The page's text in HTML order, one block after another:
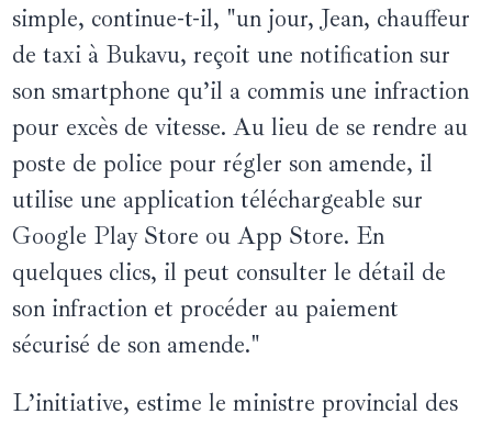
simple, continue-t-il, "un jour, Jean, chauffeur
de taxi à Bukavu, reçoit une notification sur
son smartphone qu’il a commis une infraction
pour excès de vitesse. Au lieu de se rendre au
poste de police pour régler son amende, il
utilise une application téléchargeable sur
Google Play Store ou App Store. En
quelques clics, il peut consulter le détail de
son infraction et procéder au paiement
sécurisé de son amende."
L’initiative, estime le ministre provincial des